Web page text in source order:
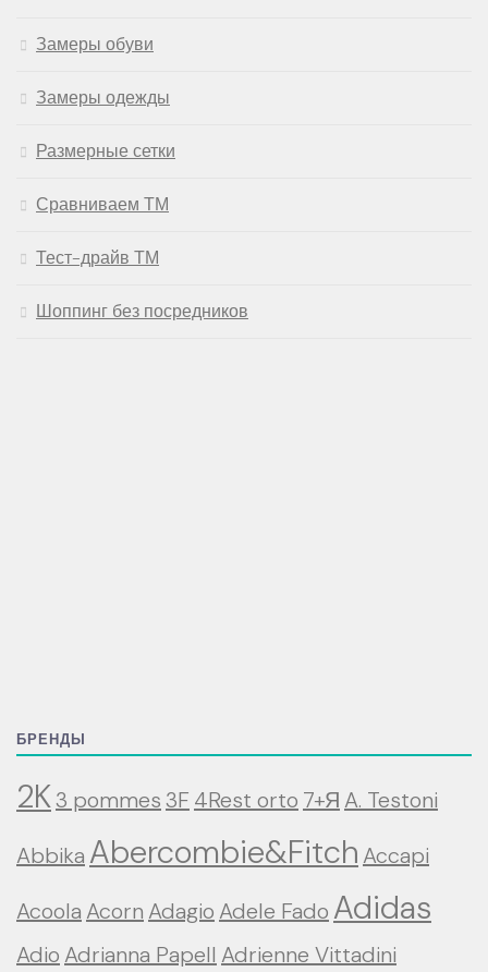
Замеры обуви
Замеры одежды
Размерные сетки
Сравниваем ТМ
Тест-драйв ТМ
Шоппинг без посредников
БРЕНДЫ
2K3 pommes3F 4Rest orto 7+Я A. Testoni
Abbika Abercombie&Fitch Accapi
Acoola Acorn Adagio Adele Fado Adidas
Adio Adrianna Papell Adrienne Vittadini